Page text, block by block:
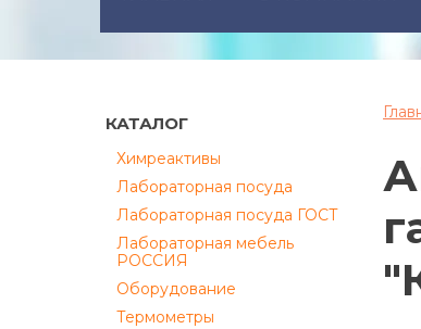
КАТАЛОГ
Химреактивы
Лабораторная посуда
Лабораторная посуда ГОСТ
Лабораторная мебель
РОССИЯ
Оборудование
Термометры